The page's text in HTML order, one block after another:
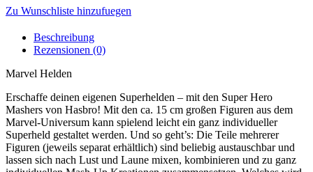
Zu Wunschliste hinzufuegen
Beschreibung
Rezensionen (0)
Marvel Helden
Erschaffe deinen eigenen Superhelden – mit den Super Hero
Mashers von Hasbro! Mit den ca. 15 cm großen Figuren aus dem
Marvel-Universum kann spielend leicht ein ganz individueller
Superheld gestaltet werden. Und so geht’s: Die Teile mehrerer
Figuren (jeweils separat erhältlich) sind beliebig austauschbar und
lassen sich nach Lust und Laune mixen, kombinieren und zu ganz